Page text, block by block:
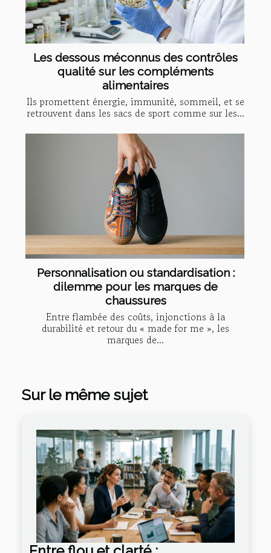
Les dessous méconnus des contrôles
qualité sur les compléments
alimentaires
Ils promettent énergie, immunité, sommeil, et se
retrouvent dans les sacs de sport comme sur les...
Personnalisation ou standardisation :
dilemme pour les marques de
chaussures
Entre flambée des coûts, injonctions à la
durabilité et retour du « made for me », les
marques de...
Sur le même sujet